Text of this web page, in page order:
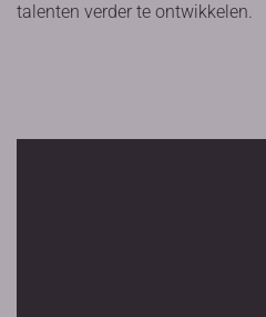
talenten verder te ontwikkelen.